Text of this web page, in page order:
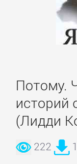
Потому.
историй
(Лидди
222
Боевики:
Триллеры